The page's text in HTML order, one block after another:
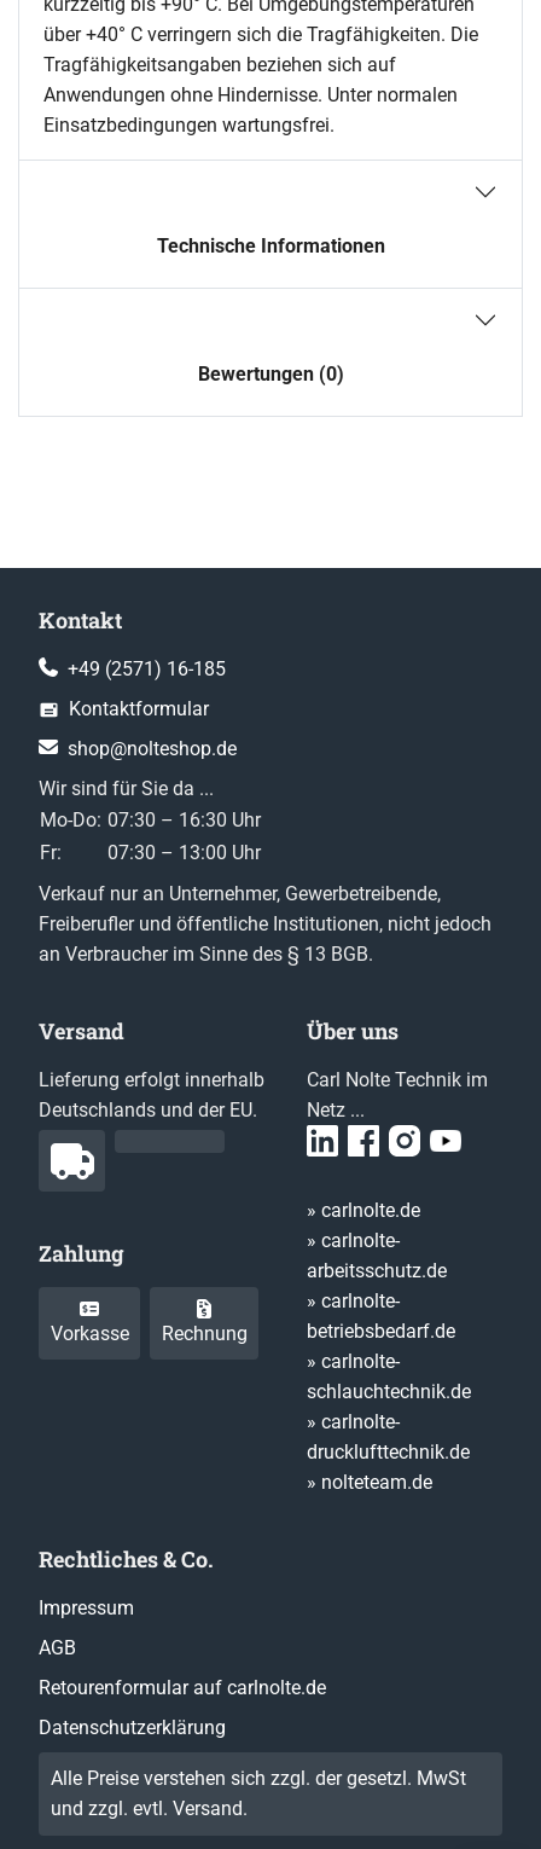
über +40° C verringern sich die Tragfähigkeiten. Die
Tragfähigkeitsangaben beziehen sich auf
Anwendungen ohne Hindernisse. Unter normalen
Einsatzbedingungen wartungsfrei.
Technische Informationen
Bewertungen (0)
Kontakt
+49 (2571) 16-185
Kontaktformular
shop@nolteshop.de
Wir sind für Sie da ...
Mo-Do: 07:30 – 16:30 Uhr
Fr:
07:30 – 13:00 Uhr
Verkauf nur an Unternehmer, Gewerbetreibende,
Freiberufler und öffentliche Institutionen, nicht jedoch
an Verbraucher im Sinne des § 13 BGB.
Versand
Lieferung erfolgt innerhalb
Deutschlands und der EU.
Zahlung
Vorkasse Rechnung
Über uns
Carl Nolte Technik im
Netz ...
» carlnolte.de
» carlnolte-
arbeitsschutz.de
» carlnolte-
betriebsbedarf.de
» carlnolte-
schlauchtechnik.de
» carlnolte-
drucklufttechnik.de
» nolteteam.de
Rechtliches & Co.
Impressum
AGB
Retourenformular auf carlnolte.de
Datenschutzerklärung
Alle Preise verstehen sich zzgl. der gesetzl. MwSt
und zzgl. evtl. Versand.